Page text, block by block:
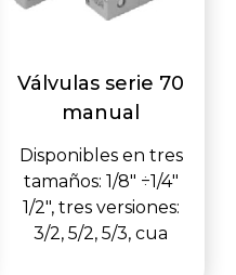
Válvulas serie 70
manual
Disponibles en tres
tamaños: 1/8" ÷1/4"
1/2", tres versiones:
3/2, 5/2, 5/3, cua